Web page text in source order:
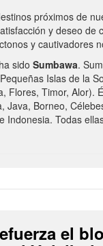
próximos de
y deseo de
y cautivadores
sido Sumbawa.
Islas de la
Flores, Timor, Alor).
Java, Borneo,
Indonesia. Todas
el